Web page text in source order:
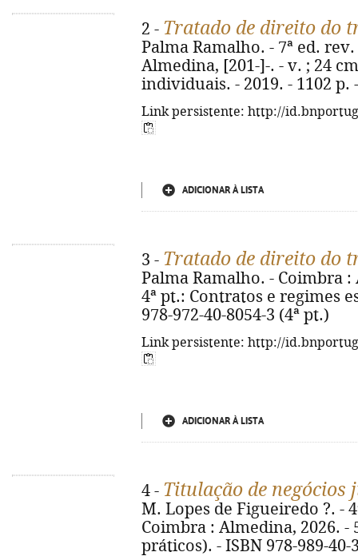
2 - Tratado de direito do
Palma Ramalho. - 7ª ed.
Almedina, [201-]-. - v. ; 24
individuais. - 2019. - 1102 p.
Link persistente: http://
ADICIONAR À LISTA
3 - Tratado de direito do
Palma Ramalho. - Coimbra
4ª pt.: Contratos e regimes
978-972-40-8054-3 (4ª pt.)
Link persistente: http://
ADICIONAR À LISTA
4 - Titulação de negócios
M. Lopes de Figueiredo ?. -
Coimbra : Almedina, 2026. -
práticos). - ISBN 978-989-40-